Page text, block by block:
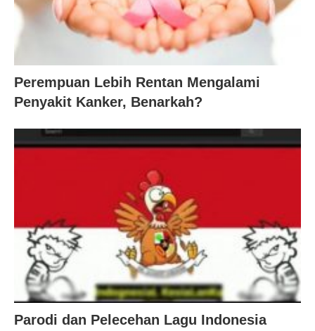
Perempuan Lebih Rentan Mengalami
Penyakit Kanker, Benarkah?
Parodi dan Pelecehan Lagu Indonesia